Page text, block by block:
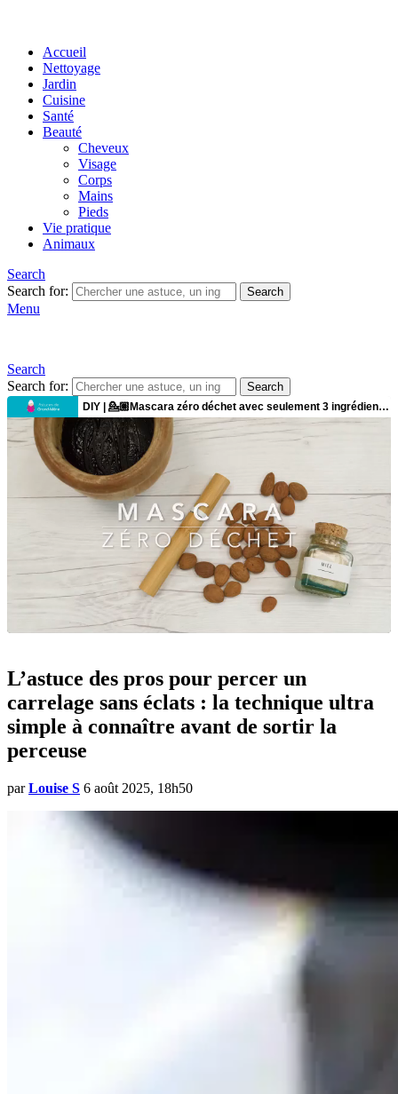
Accueil
Nettoyage
Jardin
Cuisine
Santé
Beauté
Cheveux
Visage
Corps
Mains
Pieds
Vie pratique
Animaux
Search
Search for:
Search
Menu
Search
Search for:
Search
L’astuce des pros pour percer un
carrelage sans éclats : la technique ultra
simple à connaître avant de sortir la
perceuse
par Louise S 6 août 2025, 18h50